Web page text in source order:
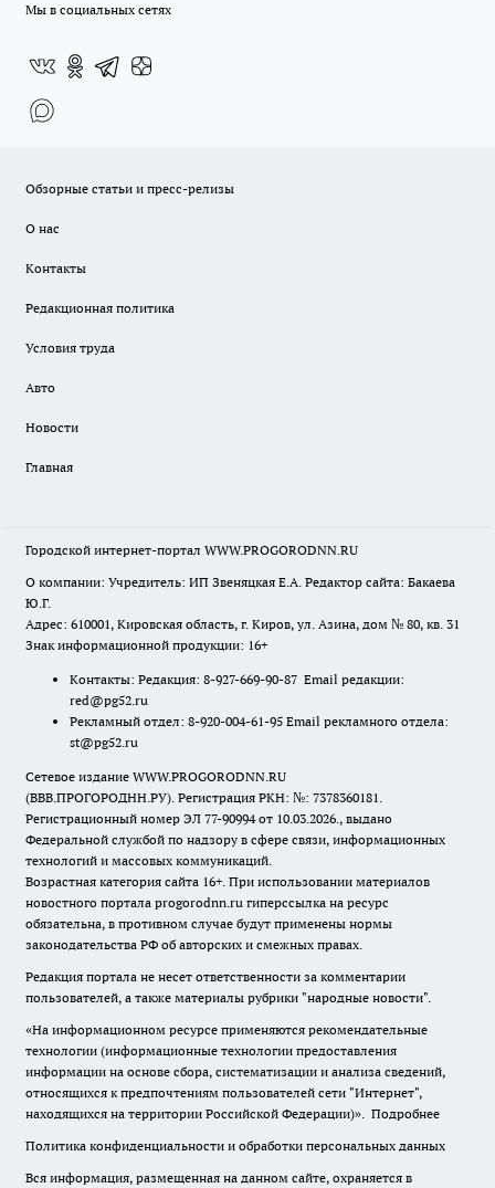
Мы в социальных сетях
Обзорные статьи и пресс-релизы
О нас
Контакты
Редакционная политика
Условия труда
Авто
Новости
Главная
Городской интернет-портал WWW.PROGORODNN.RU
О компании: Учредитель: ИП Звеняцкая Е.А. Редактор сайта: Бакаева
Ю.Г.
Адрес: 610001, Кировская область, г. Киров, ул. Азина, дом № 80, кв. 31
Знак информационной продукции: 16+
Контакты: Редакция: 8-927-669-90-87 Email редакции:
red@pg52.ru
Рекламный отдел: 8-920-004-61-95 Email рекламного отдела:
st@pg52.ru
Сетевое издание WWW.PROGORODNN.RU
(ВВВ.ПРОГОРОДНН.РУ). Регистрация РКН: №: 7378360181.
Регистрационный номер ЭЛ 77-90994 от 10.03.2026., выдано
Федеральной службой по надзору в сфере связи, информационных
технологий и массовых коммуникаций.
Возрастная категория сайта 16+. При использовании материалов
новостного портала progorodnn.ru гиперссылка на ресурс
обязательна, в противном случае будут применены нормы
законодательства РФ об авторских и смежных правах.
Редакция портала не несет ответственности за комментарии
пользователей, а также материалы рубрики "народные новости".
«На информационном ресурсе применяются рекомендательные
технологии (информационные технологии предоставления
информации на основе сбора, систематизации и анализа сведений,
относящихся к предпочтениям пользователей сети "Интернет",
находящихся на территории Российской Федерации)». Подробнее
Политика конфиденциальности и обработки персональных данных
Вся информация, размещенная на данном сайте, охраняется в